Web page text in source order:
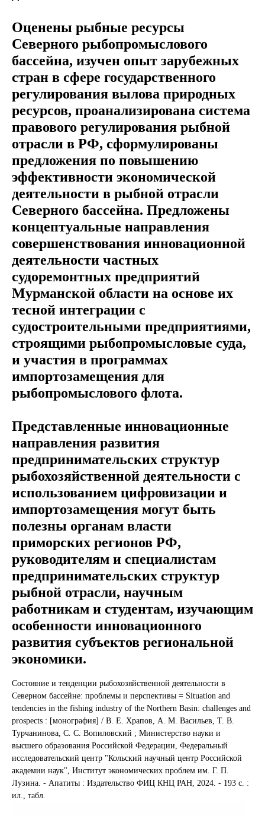
Оценены рыбные ресурсы
Северного рыбопромыслового
бассейна, изучен опыт зарубежных
стран в сфере государственного
регулирования вылова природных
ресурсов, проанализирована система
правового регулирования рыбной
отрасли в РФ, сформулированы
предложения по повышению
эффективности экономической
деятельности в рыбной отрасли
Северного бассейна. Предложены
концептуальные направления
совершенствования инновационной
деятельности частных
судоремонтных предприятий
Мурманской области на основе их
тесной интеграции с
судостроительными предприятиями,
строящими рыбопромысловые суда,
и участия в программах
импортозамещения для
рыбопромыслового флота.
Представленные инновационные
направления развития
предпринимательских структур
рыбохозяйственной деятельности с
использованием цифровизации и
импортозамещения могут быть
полезны органам власти
приморских регионов РФ,
руководителям и специалистам
предпринимательских структур
рыбной отрасли, научным
работникам и студентам, изучающим
особенности инновационного
развития субъектов региональной
экономики.
Состояние и тенденции рыбохозяйственной деятельности в
Северном бассейне: проблемы и перспективы = Situation and
tendencies in the fishing industry of the Northern Basin: challenges and
prospects : [монография] / В. Е. Храпов, А. М. Васильев, Т. В.
Турчанинова, С. С. Вопиловский ; Министерство науки и
высшего образования Российской Федерации, Федеральный
исследовательский центр "Кольский научный центр Российской
академии наук", Институт экономических проблем им. Г. П.
Лузина. - Апатиты : Издательство ФИЦ КНЦ РАН, 2024. - 193 с. :
ил., табл.